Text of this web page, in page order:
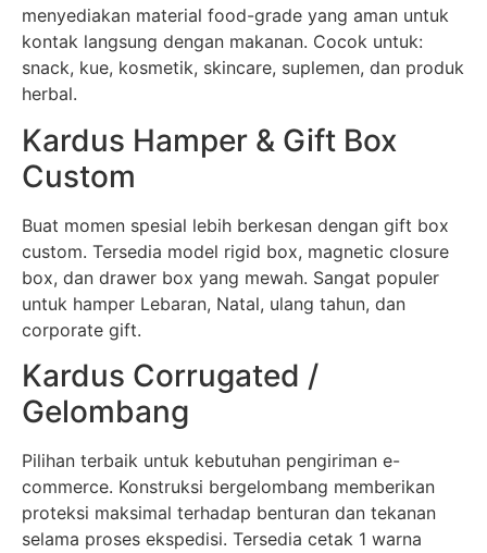
menyediakan material food-grade yang aman untuk
kontak langsung dengan makanan. Cocok untuk:
snack, kue, kosmetik, skincare, suplemen, dan produk
herbal.
Kardus Hamper & Gift Box
Custom
Buat momen spesial lebih berkesan dengan gift box
custom. Tersedia model rigid box, magnetic closure
box, dan drawer box yang mewah. Sangat populer
untuk hamper Lebaran, Natal, ulang tahun, dan
corporate gift.
Kardus Corrugated /
Gelombang
Pilihan terbaik untuk kebutuhan pengiriman e-
commerce. Konstruksi bergelombang memberikan
proteksi maksimal terhadap benturan dan tekanan
selama proses ekspedisi. Tersedia cetak 1 warna